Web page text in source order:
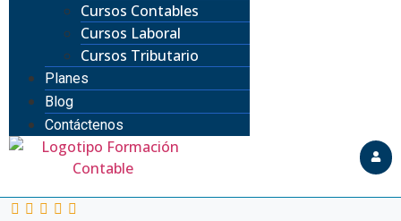
Cursos Contables
Cursos Laboral
Cursos Tributario
Planes
Blog
Contáctenos